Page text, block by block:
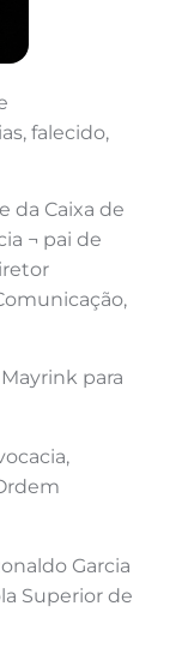
falecido,
da Caixa de
¬ pai de
para
Garcia
Superior de